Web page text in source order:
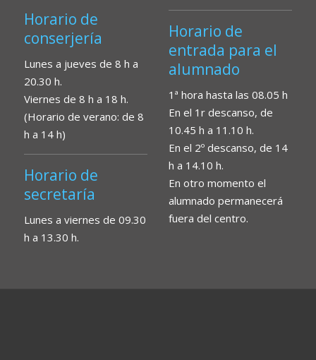
Horario de
conserjería
Lunes a jueves de 8 h a
20.30 h.
Viernes de 8 h a 18 h.
(Horario de verano: de 8
h a 14 h)
Horario de
secretaría
Lunes a viernes de 09.30
h a 13.30 h.
Horario de
entrada para el
alumnado
1ª hora hasta las 08.05 h
En el 1r descanso, de
10.45 h a 11.10 h.
En el 2º descanso, de 14
h a 14.10 h.
En otro momento el
alumnado permanecerá
fuera del centro.